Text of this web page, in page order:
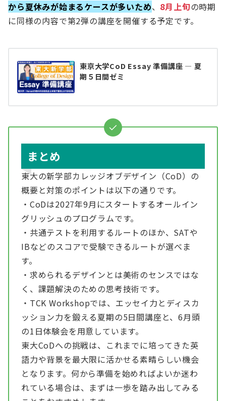
から夏休みが始まるケースが多いため、 8月上旬の時期
に同様の内容で第2弾の講座を開催する予定です。
東京大学CoD Essay 準備講座 ― 夏
期５日間ゼミ
まとめ
東大の新学部カレッジオブデザイン（CoD）の
概要と対策のポイントは以下の通りです。
・CoDは2027年9月にスタートするオールイン
グリッシュのプログラムです。
・共通テストを利用するルートのほか、SATや
IBなどのスコアで受験できるルートが選べま
す。
・求められるデザインとは美術のセンスではな
く、課題解決のための思考技術です。
・TCK Workshopでは、エッセイ力とディスカ
ッション力を鍛える夏期の5日間講座と、6月頭
の1日体験会を用意しています。
東大CoDへの挑戦は、これまでに培ってきた英
語力や背景を最大限に活かせる素晴らしい機会
となります。何から準備を始めればよいか迷わ
れている場合は、まずは一歩を踏み出してみる